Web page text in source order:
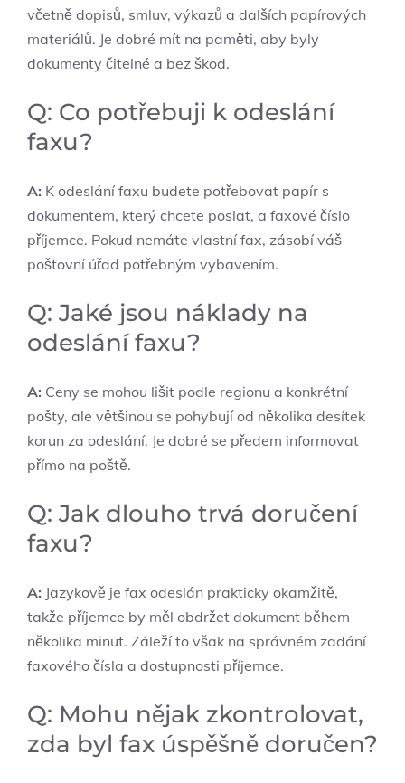
včetně dopisů, smluv, výkazů a dalších papírových
materiálů. Je dobré mít na paměti, aby byly
dokumenty čitelné a bez škod.
Q: Co potřebuji k odeslání
faxu?
A: K odeslání faxu budete potřebovat papír s
dokumentem, který chcete poslat, a faxové číslo
příjemce. Pokud nemáte vlastní fax, zásobí váš
poštovní úřad potřebným vybavením.
Q: Jaké jsou náklady na
odeslání faxu?
A: Ceny se mohou lišit podle regionu a konkrétní
pošty, ale většinou se pohybují od několika desítek
korun za odeslání. Je dobré se předem informovat
přímo na poště.
Q: Jak dlouho trvá doručení
faxu?
A: Jazykově je fax odeslán prakticky okamžitě,
takže příjemce by měl obdržet dokument během
několika minut. Záleží to však na správném zadání
faxového čísla a dostupnosti příjemce.
Q: Mohu nějak zkontrolovat,
zda byl fax úspěšně doručen?